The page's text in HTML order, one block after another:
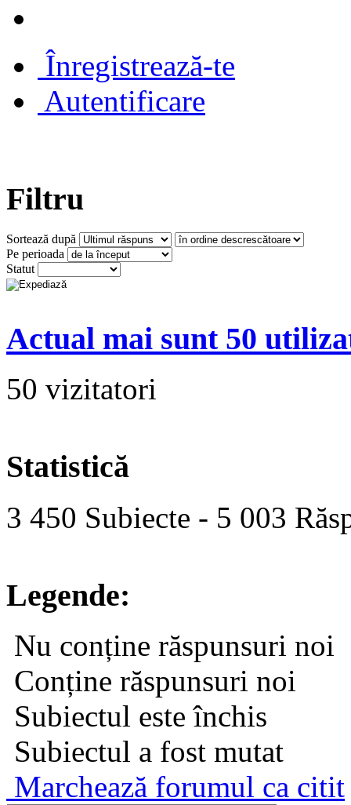
Înregistrează-te
Autentificare
Filtru
Sortează după
Pe perioada
Statut
Actual mai sunt 50
50 vizitatori
Statistică
3 450 Subiecte - 5 003
Legende:
Nu conține răspunsuri noi
Conține răspunsuri noi
Subiectul este închis
Subiectul a fost mutat
Marchează forumul ca citit